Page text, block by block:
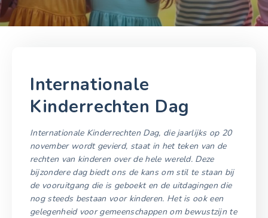
Internationale
Kinderrechten Dag
Internationale Kinderrechten Dag, die jaarlijks op 20
november wordt gevierd, staat in het teken van de
rechten van kinderen over de hele wereld. Deze
bijzondere dag biedt ons de kans om stil te staan bij
de vooruitgang die is geboekt en de uitdagingen die
nog steeds bestaan voor kinderen. Het is ook een
gelegenheid voor gemeenschappen om bewustzijn te